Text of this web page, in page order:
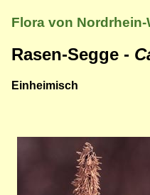
Flora von Nordrhein-
Rasen-Segge -
Einheimisch